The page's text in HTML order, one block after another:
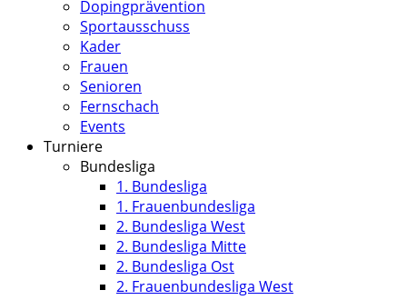
Dopingprävention
Sportausschuss
Kader
Frauen
Senioren
Fernschach
Events
Turniere
Bundesliga
1. Bundesliga
1. Frauenbundesliga
2. Bundesliga West
2. Bundesliga Mitte
2. Bundesliga Ost
2. Frauenbundesliga West